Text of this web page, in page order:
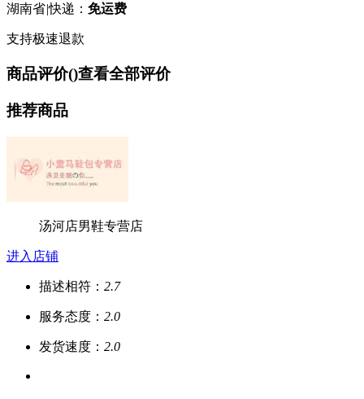
湖南省|快递： 免运费
支持极速退款
商品评价()查看全部评价
推荐商品
汤河店男鞋专营店
进入店铺
描述相符： 2.7
服务态度： 2.0
发货速度： 2.0